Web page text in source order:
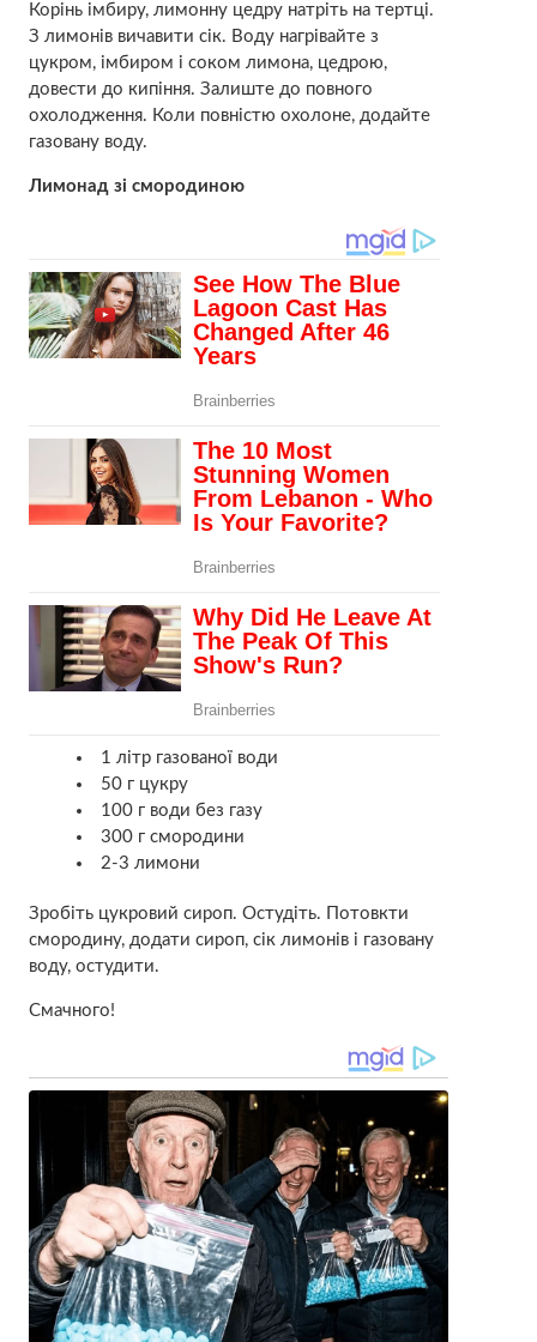
Корінь імбиру, лимонну цедру натріть на тертці.
З лимонів вичавити сік. Воду нагрівайте з
цукром, імбиром і соком лимона, цедрою,
довести до кипіння. Залиште до повного
охолодження. Коли повністю охолоне, додайте
газовану воду.
Лимонад зі смородиною
1 літр газованої води
50 г цукру
100 г води без газу
300 г смородини
2-3 лимони
Зробіть цукровий сироп. Остудіть. Потовкти
смородину, додати сироп, сік лимонів і газовану
воду, остудити.
Смачного!